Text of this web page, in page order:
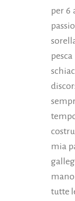
per 6
mia
tutte